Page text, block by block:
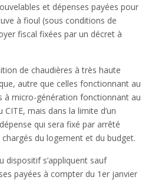
et dépenses payées pour
à fioul (sous conditions de
fiscal fixées par un décret à
de chaudières à très haute
autre que celles fonctionnant au
à micro-génération fonctionnant au
mais dans la limite d’un
qui sera fixé par arrêté
du logement et du budget.
dispositif s’appliquent sauf
payées à compter du 1er janvier